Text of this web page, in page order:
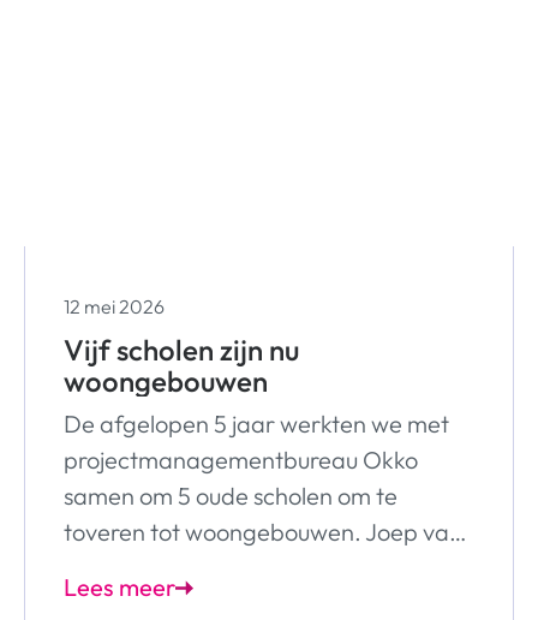
12 mei 2026
Vijf scholen zijn nu
woongebouwen
De afgelopen 5 jaar werkten we met
projectmanagementbureau Okko
samen om 5 oude scholen om te
toveren tot woongebouwen. Joep van
Woonbedrijf en Roel van Hagen,
Lees meer